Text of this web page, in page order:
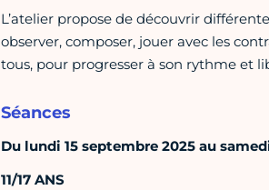
L’atelier propose de découvrir
observer, composer, jouer avec les
tous, pour progresser à son rythme et
Séances
Du lundi 15 septembre 2025 au
11/17 ANS